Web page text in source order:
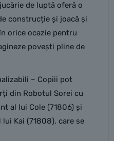
de luptă oferă o
construcție și joacă și
orice ocazie pentru
povești pline de
– Copiii pot
din Robotul Sorei cu
al lui Cole (71806) și
Kai (71808), care se